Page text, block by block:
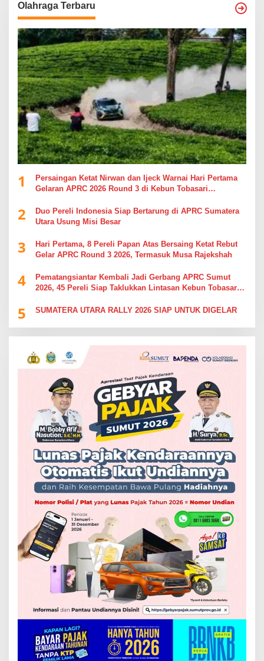
Olahraga Terbaru
1
Persaingan Ketat Nirwan dan Ijeck Warnai Hari Pertama
Gelaran APRC 2026 Round 3 di Kebun Tobasari
2
Duo Pereli Indonesia Siap Bertarung di APRC Sumatera
Utara Usung Misi Besar
3
Hari Pertama, 8 Pereli Papan Atas Bersaing Ketat Rebut
Gelar APRC Round 3 2026, Termasuk Musa Rajekshah
4
Pematangsiantar Kembali Jadi Gerbang APRC Sumut
2026, 45 Pereli Siap Taklukkan Lintasan Kebun Tobasari
5 SUMATERA UTARA RALLY 2026 SIAP UNTUK DIGELAR